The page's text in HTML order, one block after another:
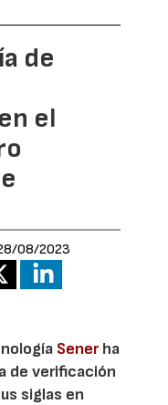
de
el
08/2023
Senerha
de verificación
siglas en